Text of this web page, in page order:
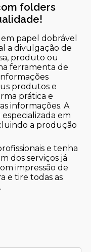
folders
papel dobrável
a divulgação de
produto ou
ferramenta de
produtos e
prática e
informações. A
em
a produção
e tenha
dos serviços já
impressão de
e tire todas as